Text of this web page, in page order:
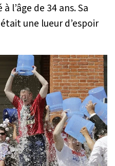
l’âge de 34 ans. Sa
était une lueur d’espoir